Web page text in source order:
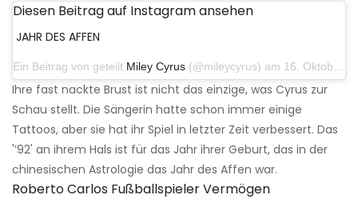
Diesen Beitrag auf Instagram ansehen
JAHR DES AFFEN
Ein Beitrag von geteilt Miley Cyrus (@mileycyrus) am 16. Oktober 2019 um 19:04 Uhr PDT
Ihre fast nackte Brust ist nicht das einzige, was Cyrus zur
Schau stellt. Die Sängerin hatte schon immer einige
Tattoos, aber sie hat ihr Spiel in letzter Zeit verbessert. Das
'’92' an ihrem Hals ist für das Jahr ihrer Geburt, das in der
chinesischen Astrologie das Jahr des Affen war.
Roberto Carlos Fußballspieler Vermögen